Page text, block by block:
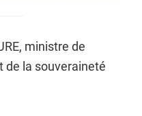
ministre de
de la souveraineté